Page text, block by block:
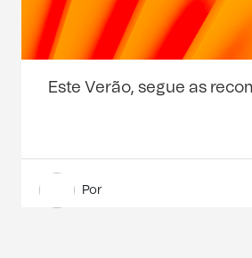
Este Verão, segue as
Por